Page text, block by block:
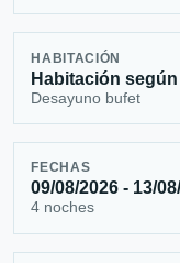
HABITACIÓN
Habitación
Desayuno bufet
FECHAS
09/08/2026 - 13/
4 noches